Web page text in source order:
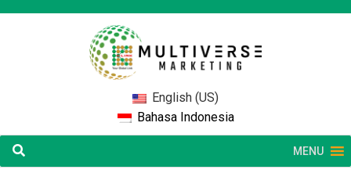
English (US)
Bahasa Indonesia
MENU